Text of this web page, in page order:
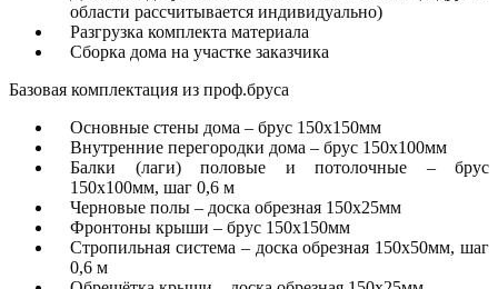
области рассчитывается индивидуально)
Разгрузка комплекта материала
Сборка дома на участке заказчика
Базовая комплектация из проф.бруса
Основные стены дома – брус 150х150мм
Внутренние перегородки дома – брус 150х100мм
Балки (лаги) половые и потолочные – брус
150х100мм, шаг 0,6 м
Черновые полы – доска обрезная 150х25мм
Фронтоны крыши – брус 150х150мм
Стропильная система – доска обрезная 150х50мм, шаг
0,6 м